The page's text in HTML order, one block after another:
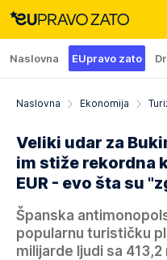
Naslovna EUpravo zato
Naslovna Ekonomija
Veliki udar za
im stiže rekordna
EUR - evo šta su
Španska
popularnu turističku
milijarde ljudi sa